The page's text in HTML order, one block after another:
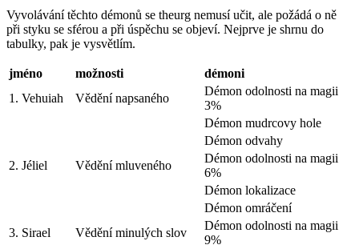
Vyvolávání těchto démonů se theurg nemusí učit, ale požádá o ně
při styku se sférou a při úspěchu se objeví. Nejprve je shrnu do
tabulky, pak je vysvětlím.
jméno možnosti
démoni
1. Vehuiah
Vědění napsaného
Démon odolnosti na magii
3%
Démon mudrcovy hole
Démon odvahy
2. Jéliel
Vědění mluveného
Démon odolnosti na magii
6%
Démon lokalizace
Démon omráčení
3. Sirael
Vědění minulých slov
Démon odolnosti na magii
9%